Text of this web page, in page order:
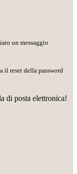
un messaggio
il reset della password
di posta elettronica!